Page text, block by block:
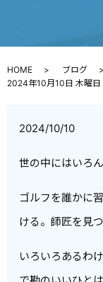
HOME ブログ
2024年10月10日 木曜日
2024/10/10
世の中にはいろ
ゴルフを誰かに
ける。師匠を見
いろいろあるわ